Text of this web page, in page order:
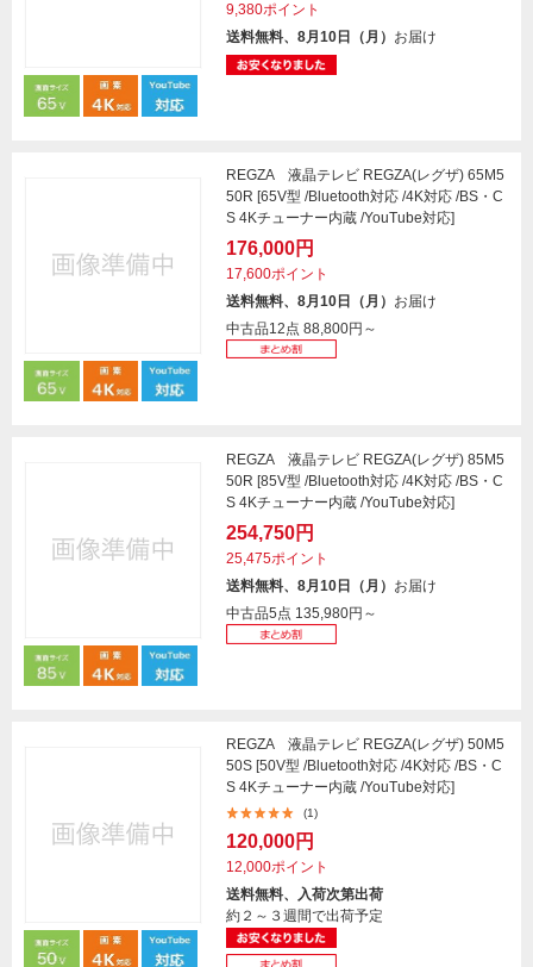
9,380ポイント
送料無料、8月10日（月） お届け
REGZA 液晶テレビ REGZA(レグザ) 65M5
50R [65V型 /Bluetooth対応 /4K対応 /BS・C
S 4Kチューナー内蔵 /YouTube対応]
176,000円
17,600ポイント
送料無料、8月10日（月） お届け
中古品12点 88,800円～
REGZA 液晶テレビ REGZA(レグザ) 85M5
50R [85V型 /Bluetooth対応 /4K対応 /BS・C
S 4Kチューナー内蔵 /YouTube対応]
254,750円
25,475ポイント
送料無料、8月10日（月） お届け
中古品5点 135,980円～
REGZA 液晶テレビ REGZA(レグザ) 50M5
50S [50V型 /Bluetooth対応 /4K対応 /BS・C
S 4Kチューナー内蔵 /YouTube対応]
(1)
120,000円
12,000ポイント
送料無料、入荷次第出荷
約２～３週間で出荷予定